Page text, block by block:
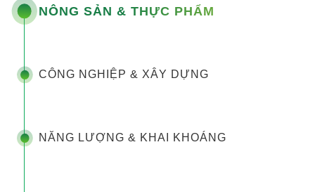
NÔNG SẢN & THỰC PHẨM
CÔNG NGHIỆP & XÂY DỰNG
NĂNG LƯỢNG & KHAI KHOÁNG